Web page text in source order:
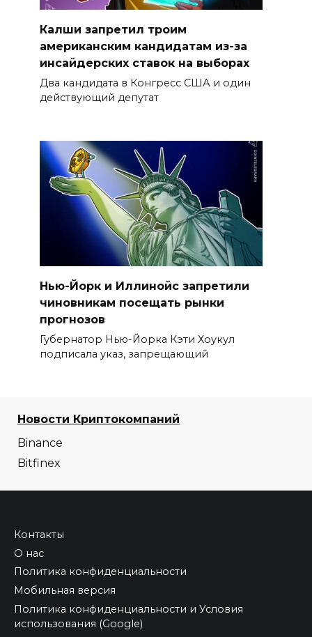
Калши запретил троим
американским кандидатам из-за
инсайдерских ставок на выборах
Два кандидата в Конгресс США и один
действующий депутат
Нью-Йорк и Иллинойс запретили
чиновникам посещать рынки
прогнозов
Губернатор Нью-Йорка Кэти Хоукул
подписала указ, запрещающий
Новости Криптокомпаний
Binance
Bitfinex
Контакты
О нас
Политика конфиденциальности
Мобильная версия
Политика конфиденциальности и Условия
использования (Google)